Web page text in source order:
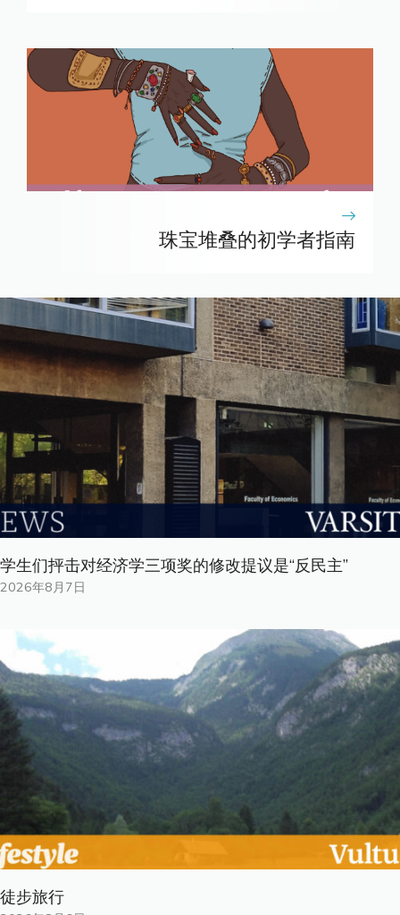
珠宝堆叠的初学者指南
学生们抨击对经济学三项奖的修改提议是“反民主”
2026年8月7日
徒步旅行